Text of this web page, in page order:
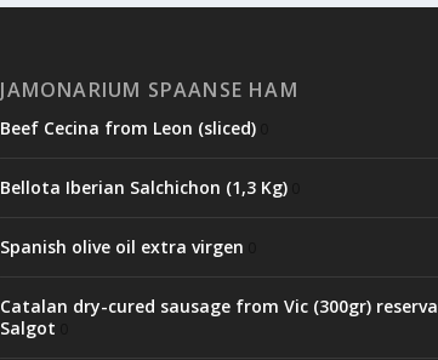
JAMONARIUM SPAANSE HAM
Beef Cecina from Leon (sliced)
Bellota Iberian Salchichon (1,3 Kg)
Spanish olive oil extra virgen
Catalan dry-cured sausage from Vic (300gr) reserva
Salgot